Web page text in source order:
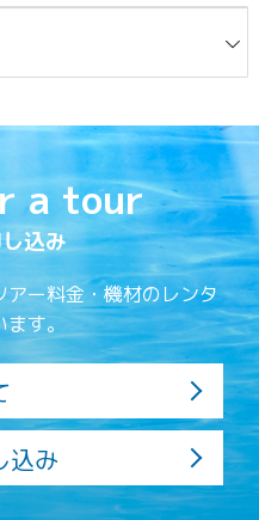
a tour
込み
ー料金・機材のレンタ
す。
込み